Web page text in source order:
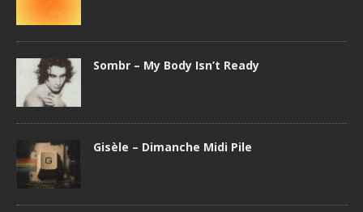
Sombr – My Body Isn’t Ready
Gisèle – Dimanche Midi Pile